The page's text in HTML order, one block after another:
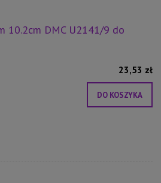
10.2cm DMC U2141/9 do
23,53 zł
DO KOSZYKA